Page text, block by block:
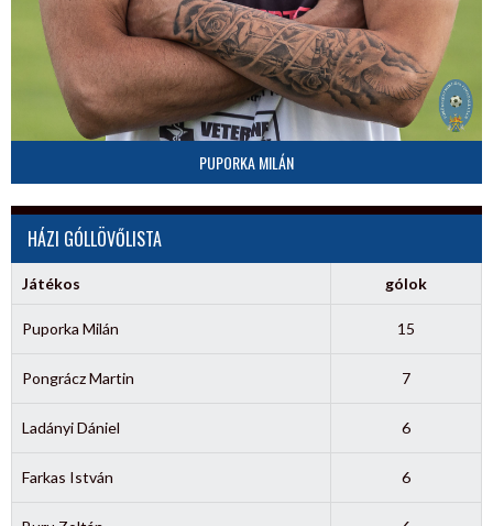
PUPORKA MILÁN
HÁZI GÓLLÖVŐLISTA
Játékos gólok
Puporka Milán 15
Pongrácz Martin 7
Ladányi Dániel 6
Farkas István 6